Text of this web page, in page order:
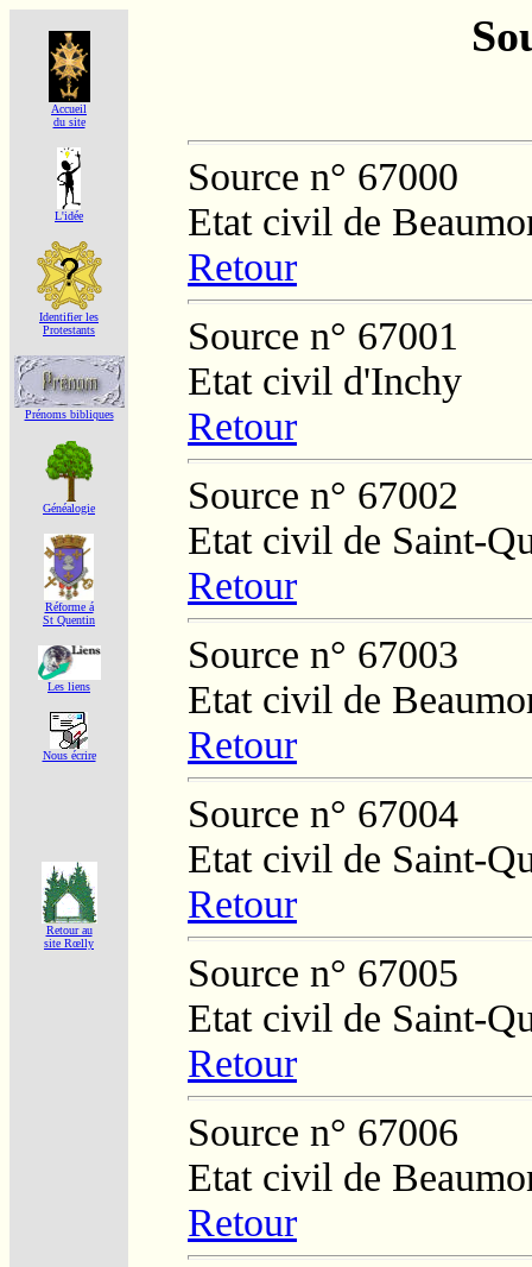
Accueil
du site
L'idée
Identifier les
Protestants
Prénoms bibliques
Généalogie
Réforme á
St Quentin
Les liens
Nous écrire
Retour au
site Rœlly
Source n° 67000
Etat civil de
Retour
Source n° 67001
Etat civil d'Inchy
Retour
Source n° 67002
Etat civil de Saint-
Retour
Source n° 67003
Etat civil de
Retour
Source n° 67004
Etat civil de Saint-
Retour
Source n° 67005
Etat civil de Saint-
Retour
Source n° 67006
Etat civil de
Retour